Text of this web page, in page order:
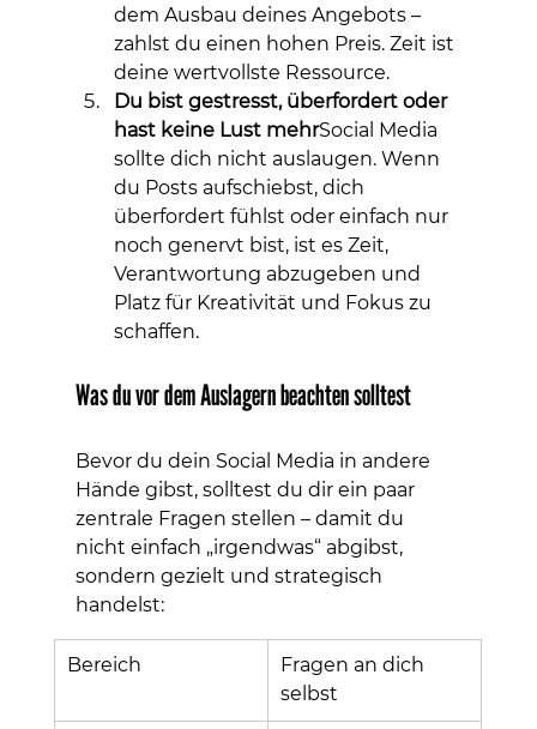
dem Ausbau deines Angebots –
zahlst du einen hohen Preis. Zeit ist
deine wertvollste Ressource.
Du bist gestresst, überfordert oder
hast keine Lust mehrSocial Media
sollte dich nicht auslaugen. Wenn
du Posts aufschiebst, dich
überfordert fühlst oder einfach nur
noch genervt bist, ist es Zeit,
Verantwortung abzugeben und
Platz für Kreativität und Fokus zu
schaffen.
Was du vor dem Auslagern beachten solltest
Bevor du dein Social Media in andere
Hände gibst, solltest du dir ein paar
zentrale Fragen stellen – damit du
nicht einfach „irgendwas“ abgibst,
sondern gezielt und strategisch
handelst:
Bereich
Fragen an dich
selbst